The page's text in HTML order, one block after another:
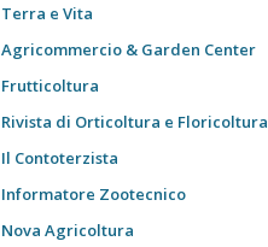
Terra e Vita
Agricommercio & Garden Center
Frutticoltura
Rivista di Orticoltura e Floricoltura
Il Contoterzista
Informatore Zootecnico
Nova Agricoltura